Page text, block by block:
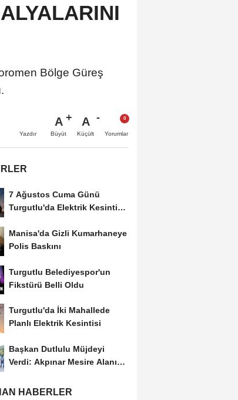
Bölge Güreş
Yazdır
A
Büyüt
A
Küçült Yorumlar
7 Ağustos Cuma Günü
Turgutlu'da Elektrik Kesintisi
Manisa'da Gizli Kumarhaneye
Polis Baskını
Turgutlu Belediyespor'un
Fikstürü Belli Oldu
Turgutlu'da İki Mahallede
Planlı Elektrik Kesintisi
Başkan Dutlulu Müjdeyi
Verdi: Akpınar Mesire Alanı
HABERLER